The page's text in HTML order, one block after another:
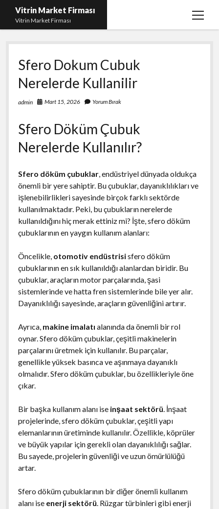
Vitrin Market Firması
Vitrin Market Firması
menüyü
En İyi Tumblr Takipçi Hilesi
iPhone için Instagram Gizli Hesap Görme
Liste
Reels Beğeni Yükleme Hilesi
Sayfa Listesi
Sfero Dokum Cubuk
Nerelerde Kullanilir
admin Mart 15, 2026 Yorum Bırak
Sfero Döküm Çubuk
Nerelerde Kullanılır?
Sfero döküm çubuklar, endüstriyel dünyada oldukça
önemli bir yere sahiptir. Bu çubuklar, dayanıklılıkları ve
işlenebilirlikleri sayesinde birçok farklı sektörde
kullanılmaktadır. Peki, bu çubukların nerelerde
kullanıldığını hiç merak ettiniz mi? İşte, sfero döküm
çubuklarının en yaygın kullanım alanları:
Öncelikle, otomotiv endüstrisisfero döküm
çubuklarının en sık kullanıldığı alanlardan biridir. Bu
çubuklar, araçların motor parçalarında, şasi
sistemlerinde ve hatta fren sistemlerinde bile yer alır.
Dayanıklılığı sayesinde, araçların güvenliğini artırır.
Ayrıca, makine imalatı alanında da önemli bir rol
oynar. Sfero döküm çubuklar, çeşitli makinelerin
parçalarını üretmek için kullanılır. Bu parçalar,
genellikle yüksek basınca ve aşınmaya dayanıklı
olmalıdır. Sfero döküm çubuklar, bu özellikleriyle öne
çıkar.
Bir başka kullanım alanı ise inşaat sektörü. İnşaat
projelerinde, sfero döküm çubuklar, çeşitli yapı
elemanlarının üretiminde kullanılır. Özellikle, köprüler
ve büyük yapılar için gerekli olan dayanıklılığı sağlar.
Bu sayede, projelerin güvenliği ve uzun ömürlülüğü
artar.
Sfero döküm çubuklarının bir diğer önemli kullanım
alanı ise enerji sektörü. Rüzgar türbinleri gibi enerji